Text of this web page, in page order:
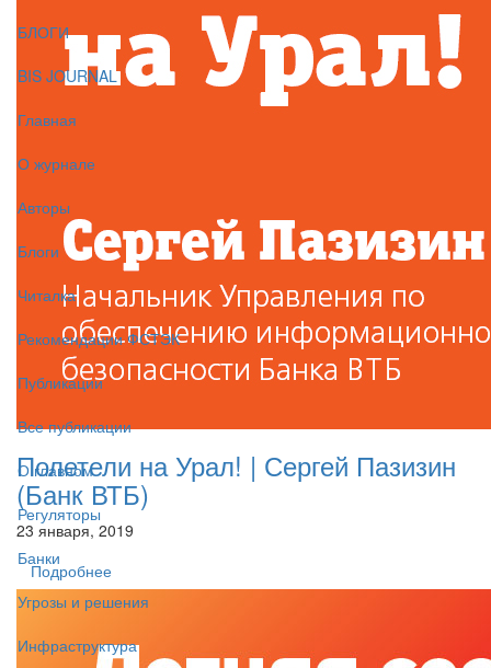
БЛОГИ
BIS JOURNAL
Главная
О журнале
Авторы
Блоги
Читалка
Рекомендации ФСТЭК
Публикации
Все публикации
О главном
Регуляторы
Банки
Угрозы и решения
Инфраструктура
Полетели на Урал! | Сергей Пазизин
(Банк ВТБ)
23 января, 2019
Подробнее